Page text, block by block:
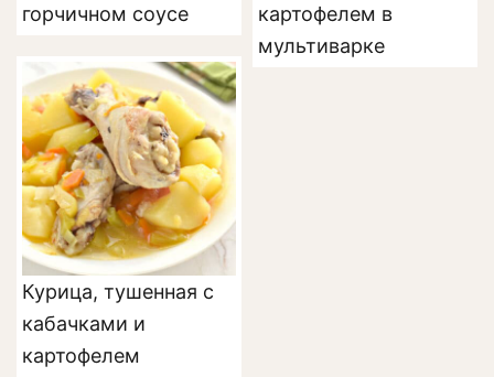
горчичном соусе
картофелем в
мультиварке
Курица, тушенная с
кабачками и
картофелем